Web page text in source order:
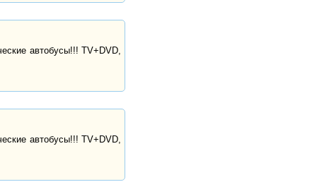
автобусы!!! TV+DVD,
автобусы!!! TV+DVD,